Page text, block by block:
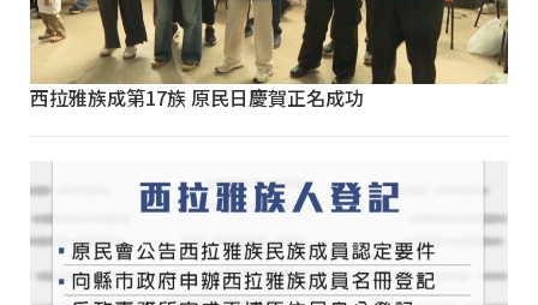
西拉雅族成第17族 原民日慶賀正名成功